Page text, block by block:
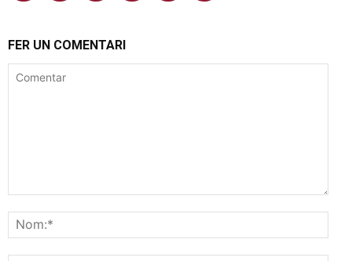
FER UN COMENTARI